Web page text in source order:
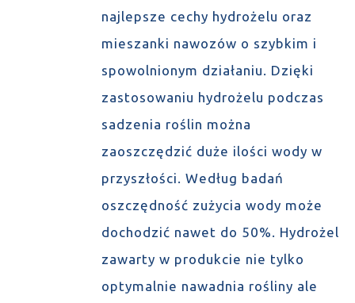
najlepsze cechy hydrożelu oraz
mieszanki nawozów o szybkim i
spowolnionym działaniu. Dzięki
zastosowaniu hydrożelu podczas
sadzenia roślin można
zaoszczędzić duże ilości wody w
przyszłości. Według badań
oszczędność zużycia wody może
dochodzić nawet do 50%. Hydrożel
zawarty w produkcie nie tylko
optymalnie nawadnia rośliny ale